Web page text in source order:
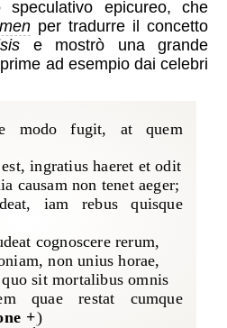
speculativo epicureo, che
per tradurre il concetto
e mostrò una grande
ad esempio dai celebri
modo fugit, at quem
ingratius haeret et odit
causam non tenet aeger;
iam rebus quisque
cognoscere rerum,
non unius horae,
sit mortalibus omnis
quae restat cumque
)